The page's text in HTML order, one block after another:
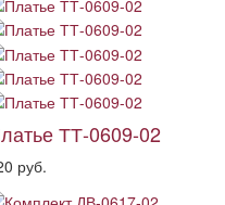
ТТ-0609-02
руб.